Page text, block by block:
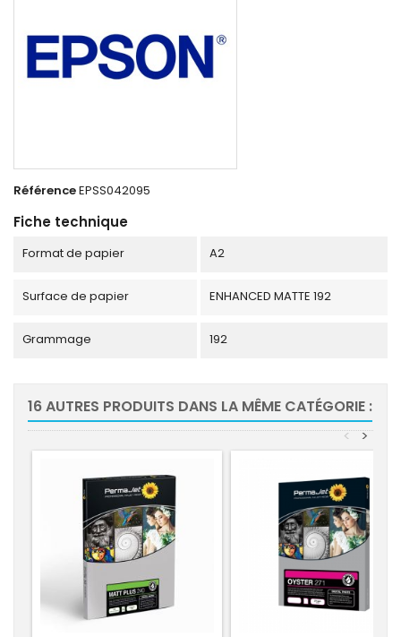
RéférenceEPSS042095
Fiche technique
Format de papier A2
Surface de papier ENHANCED MATTE 192
Grammage 192
16 AUTRES PRODUITS DANS LA MÊME CATÉGORIE :
>
<